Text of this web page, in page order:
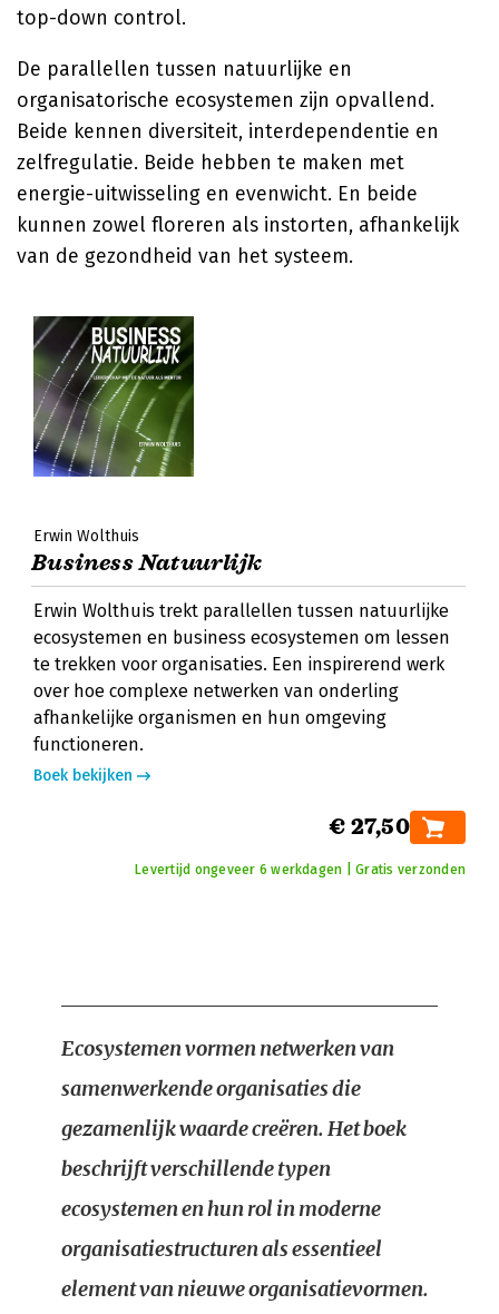
top-down control.
De parallellen tussen natuurlijke en
organisatorische ecosystemen zijn opvallend.
Beide kennen diversiteit, interdependentie en
zelfregulatie. Beide hebben te maken met
energie-uitwisseling en evenwicht. En beide
kunnen zowel floreren als instorten, afhankelijk
van de gezondheid van het systeem.
Erwin Wolthuis
Business Natuurlijk
Erwin Wolthuis trekt parallellen tussen natuurlijke
ecosystemen en business ecosystemen om lessen
te trekken voor organisaties. Een inspirerend werk
over hoe complexe netwerken van onderling
afhankelijke organismen en hun omgeving
functioneren.
Boek bekijken
€ 27,50
Levertijd ongeveer 6 werkdagen | Gratis verzonden
Ecosystemen vormen netwerken van
samenwerkende organisaties die
gezamenlijk waarde creëren. Het boek
beschrijft verschillende typen
ecosystemen en hun rol in moderne
organisatiestructuren als essentieel
element van nieuwe organisatievormen.